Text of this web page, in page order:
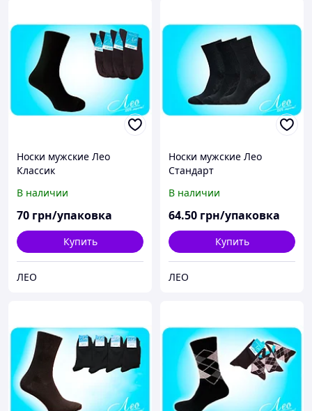
Носки мужские Лео
Классик
В наличии
70 грн/упаковка
Купить
ЛЕО
Носки мужские Лео
Стандарт
В наличии
64.50 грн/упаковка
Купить
ЛЕО